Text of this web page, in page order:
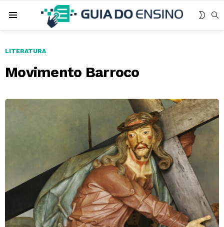
LITERATURA
Movimento Barroco